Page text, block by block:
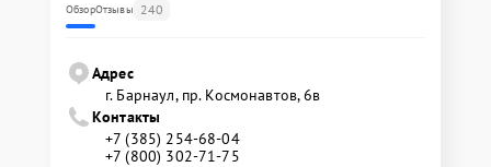
ОбзорОтзывы 240
Адрес
г. Барнаул, ​пр. Космонавтов, 6в
Контакты
+7 (385) 254-68-04
+7 (800) 302-71-75